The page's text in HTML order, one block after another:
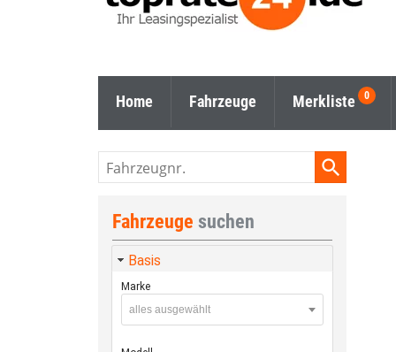
Home Fahrzeuge Merkliste
Fahrzeugnr.
Fahrzeuge suchen
Basis
Marke
alles ausgewählt